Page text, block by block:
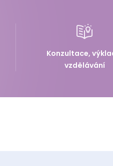
Konzultace,
vzdělávání